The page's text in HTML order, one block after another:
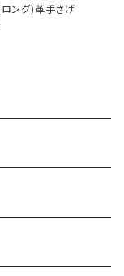
ング)革手さげ